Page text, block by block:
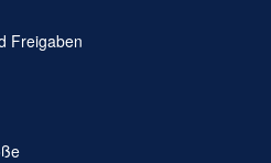
Freigaben